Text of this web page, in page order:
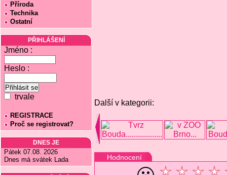
Příroda
Technika
Ostatní
PŘIHLÁŠENÍ
Jméno :
Heslo :
trvale
REGISTRACE
Proč se registrovat?
DNES JE
Pátek 07.08. 2026
Dnes má svátek Lada
Další v kategorii:
Hodnocení